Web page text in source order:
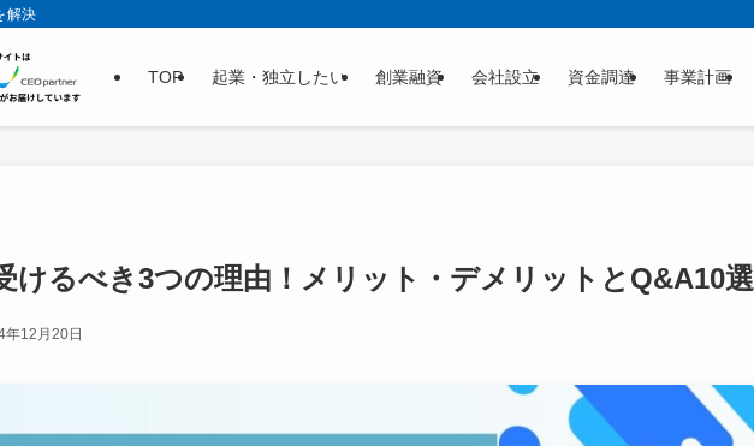
解決
TOP 起業・独立したい 創業融資 会社設立 資金調達 事業計画
けるべき3つの理由！メリット・デメリットとQ&A10選
年12月20日